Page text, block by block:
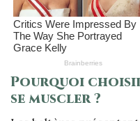
Pourquoi
se muscler ?